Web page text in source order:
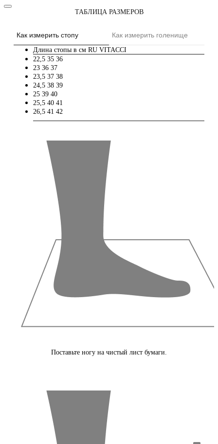
ТАБЛИЦА РАЗМЕРОВ
Как измерить стопу Как измерить голенище
Длина стопы в см RU VITACCI
22,5 35 36
23 36 37
23,5 37 38
24,5 38 39
25 39 40
25,5 40 41
26,5 41 42
Поставьте ногу на чистый лист бумаги.